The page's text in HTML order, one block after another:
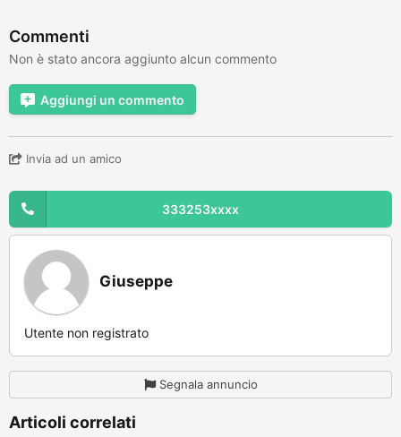
Commenti
Non è stato ancora aggiunto alcun commento
Aggiungi un commento
Invia ad un amico
333253xxxx
Giuseppe
Utente non registrato
Segnala annuncio
Articoli correlati